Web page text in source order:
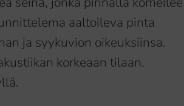
aaltoileva pinta
ja syykuvion oikeuksiinsa.
korkeaan tilaan.